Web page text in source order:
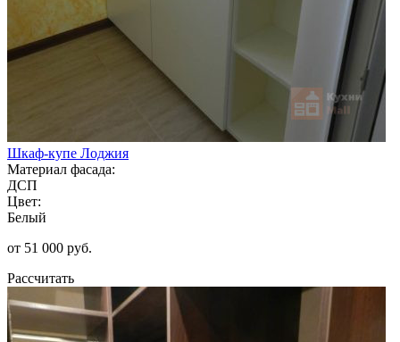
Шкаф-купе Лоджия
Материал фасада:
ДСП
Цвет:
Белый
от 51 000 руб.
Рассчитать